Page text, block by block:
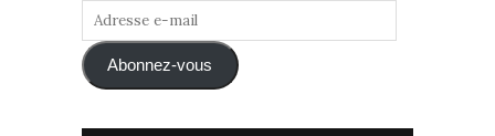
Adresse
mail Abonnez-vous